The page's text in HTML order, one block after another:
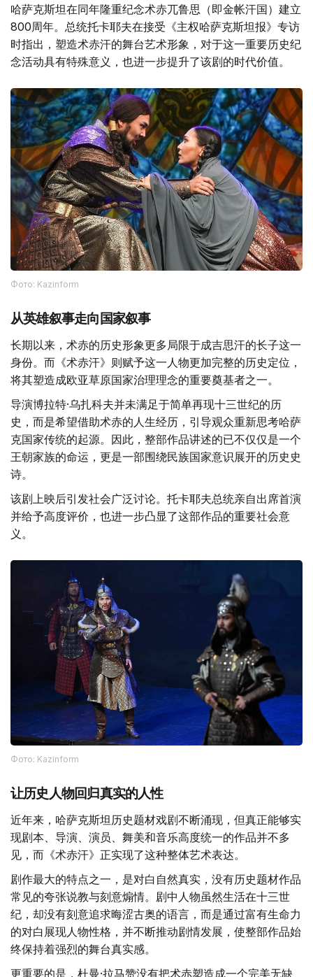
哈萨克斯坦在同年隆重纪念术赤兀鲁思（即金帐汗国）建立
800周年。总统托卡耶夫在接受《主权哈萨克斯坦报》专访
时指出，塑造术赤汗的舞台艺术形象，对于这一重要历史纪
念活动具有特殊意义，也进一步提升了该剧的时代价值。
Фото: Kazinform
从英雄叙事走向国家叙事
长期以来，术赤的历史形象更多局限于成吉思汗的长子这一
身份。而《术赤汗》则赋予这一人物更加完整的历史定位，
将其塑造成欧亚草原国家治理理念的重要奠基者之一。
导演博拉特·乌扎科夫并未满足于简单再现十三世纪的历
史，而是希望借助术赤的人生经历，引导观众重新思考哈萨
克国家传统的起源。因此，整部作品讲述的已不仅仅是一个
王朝家族的命运，更是一部围绕民族国家意识展开的历史史
诗。
该剧上映后引发社会广泛讨论。托卡耶夫总统亲自出席首演
并给予高度评价，也进一步凸显了这部作品的重要社会意
义。
Фото: Kazinform
让历史人物回归真实的人性
近年来，哈萨克斯坦历史题材戏剧不断涌现，但真正能够实
现剧本、导演、演员、舞美和音乐高度统一的作品并不多
见，而《术赤汗》正实现了这种整体艺术表达。
剧作最大的特点之一，是对白自然真实，没有历史题材作品
常见的夸张说教与刻意煽情。剧中人物虽然生活在十三世
纪，却没有刻意追求晦涩古奥的语言，而是通过富有生命力
的对白展现人物性格，并不断推动剧情发展，使整部作品始
终保持着强烈的舞台真实感。
更重要的是，杜曼·拉马赞没有把术赤塑造成一个完美无缺